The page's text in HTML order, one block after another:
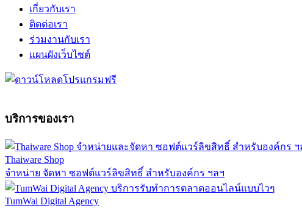
เกี่ยวกับเรา
ติดต่อเรา
ร่วมงานกับเรา
แผนผังเว็บไซต์
บริการของเรา
Thaiware Shop
จำหน่าย จัดหา ซอฟต์แวร์ลิขสิทธิ์ สำหรับองค์กร ฯลฯ
TumWai Digital Agency